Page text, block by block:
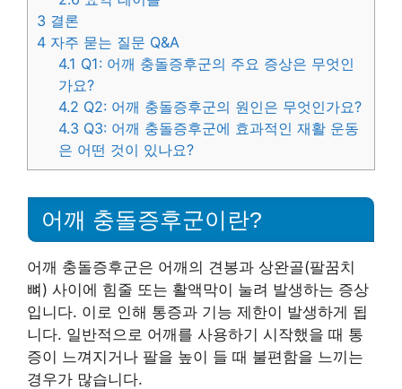
3 결론
4 자주 묻는 질문 Q&A
4.1 Q1: 어깨 충돌증후군의 주요 증상은 무엇인
가요?
4.2 Q2: 어깨 충돌증후군의 원인은 무엇인가요?
4.3 Q3: 어깨 충돌증후군에 효과적인 재활 운동
은 어떤 것이 있나요?
어깨 충돌증후군이란?
어깨 충돌증후군은 어깨의 견봉과 상완골(팔꿈치
뼈) 사이에 힘줄 또는 활액막이 눌려 발생하는 증상
입니다. 이로 인해 통증과 기능 제한이 발생하게 됩
니다. 일반적으로 어깨를 사용하기 시작했을 때 통
증이 느껴지거나 팔을 높이 들 때 불편함을 느끼는
경우가 많습니다.